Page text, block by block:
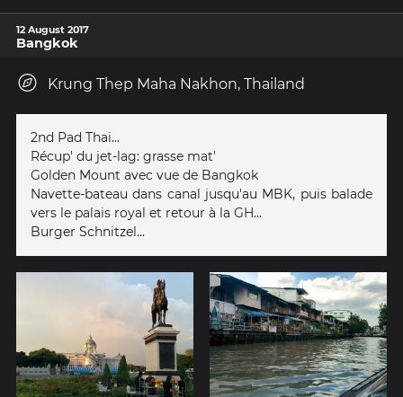
12 August 2017
Bangkok
Krung Thep Maha Nakhon, Thailand
2nd Pad Thai...
Récup' du jet-lag: grasse mat'
Golden Mount avec vue de Bangkok
Navette-bateau dans canal jusqu'au MBK, puis balade
vers le palais royal et retour à la GH...
Burger Schnitzel...